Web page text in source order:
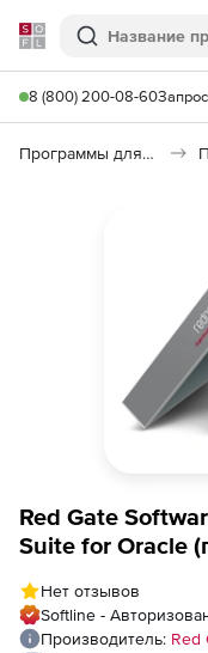
Softline
Поиск
8 (800) 200-08-60
Программы для программирования
Red Gate
Suite for Oracle
Нет отзывов
Softline -
Производитель: Red